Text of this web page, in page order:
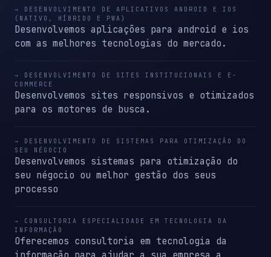
→ DESENVOLVIMENTO DE APLICATIVOS ANDROID E IOS
(NATIVO, HÍBRIDO E PWA)
Desenvolvemos aplicações para android e ios
com as melhores tecnologias do mercado.
→ DESENVOLVIMENTO DE SITES INSTITUCIONAIS E E-
COMMERCE
Desenvolvemos sites responsivos e otimizados
para os motores de busca.
→ DESENVOLVIMENTO DE SISTEMAS PARA OTIMIZAÇÃO DO
SEU NÉGOCIO
Desenvolvemos sistemas para otimização do
seu négocio ou melhor gestão dos seus
processo
→ CONSULTORIA ESPECIALIDADE EM TECNOLOGIA DA
INFORMAÇÃO
Oferecemos consultoria em tecnologia da